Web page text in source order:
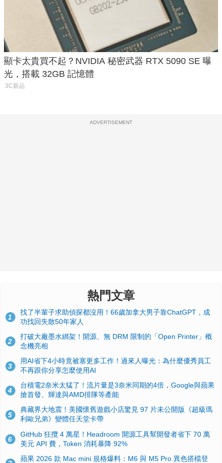
顯卡太貴買不起？NVIDIA 秘密武器 RTX 5090 SE 曝
光，搭載 32GB 記憶體
3C新品
ADVERTISEMENT
熱門文章
1
找了半輩子求助偵探都沒用！66歲加拿大男子靠ChatGPT，成
功找回失散50年家人
2
打破大廠墨水綁架！開源、無 DRM 限制的「Open Printer」概
念機亮相
3
用AI省下4小時竟被塞更多工作！過來人曝光：為什麼優秀員工
不再跟你分享怎麼使用AI
4
台積電2奈米太猛了！流片量是3奈米同期的4倍，Google與蘋果
搶首發、輝達與AMD排隊等產能
5
典藏界大地震！美國懷舊遊戲小店驚見 97 片未公開版《超級瑪
利歐兄弟》變體任天堂卡帶
6
GitHub 狂攬 4 萬星！Headroom 開源工具幫開發者省下 70 萬
美元 API 費，Token 消耗暴降 92%
蘋果 2026 款 Mac mini 規格爆料：M6 與 M5 Pro 異色搭檔登